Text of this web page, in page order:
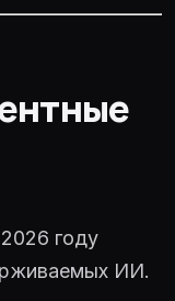
году
ИИ.